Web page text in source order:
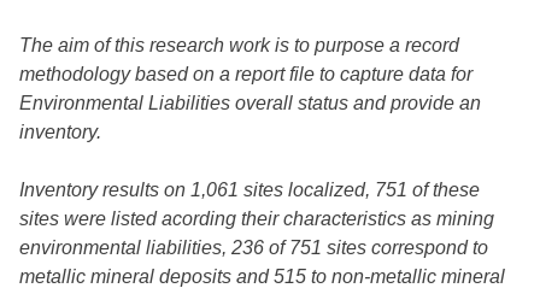
The aim of this research work is to purpose a record
methodology based on a report file to capture data for
Environmental Liabilities overall status and provide an
inventory.
Inventory results on 1,061 sites localized, 751 of these
sites were listed acording their characteristics as mining
environmental liabilities, 236 of 751 sites correspond to
metallic mineral deposits and 515 to non-metallic mineral